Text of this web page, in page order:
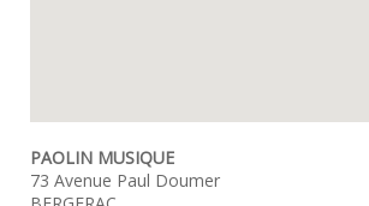
PAOLIN MUSIQUE
73 Avenue Paul Doumer